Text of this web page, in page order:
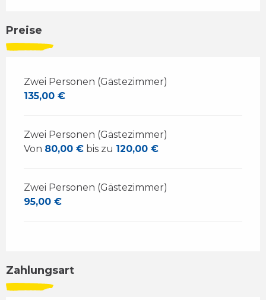
Preise
Zwei Personen (Gästezimmer)
135,00 €
Zwei Personen (Gästezimmer)
Von 80,00 € bis zu 120,00 €
Zwei Personen (Gästezimmer)
95,00 €
Zahlungsart